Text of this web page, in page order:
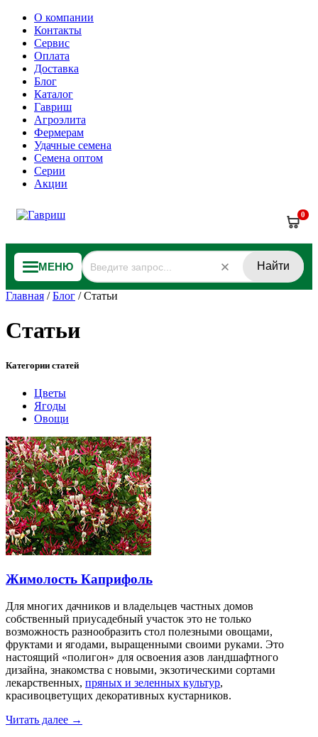
О компании
Контакты
Сервис
Оплата
Доставка
Блог
Каталог
Гавриш
Агроэлита
Фермерам
Удачные семена
Семена оптом
Серии
Акции
0
МЕНЮ Найти
Главная /Блог /Статьи
Статьи
Категории статей
Цветы
Ягоды
Овощи
Жимолость Каприфоль
Для многих дачников и владельцев частных домов
собственный приусадебный участок это не только
возможность разнообразить стол полезными овощами,
фруктами и ягодами, выращенными своими руками. Это
настоящий «полигон» для освоения азов ландшафтного
дизайна, знакомства с новыми, экзотическими сортами
лекарственных, пряных и зеленных культур,
красивоцветущих декоративных кустарников.
Читать далее →